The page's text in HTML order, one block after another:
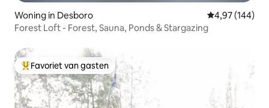
Woning in Desboro Gemiddelde
4,97 (144)
Forest Loft - Forest, Sauna, Ponds & Stargazing
Topfavoriet van gasten
Favoriet van gasten